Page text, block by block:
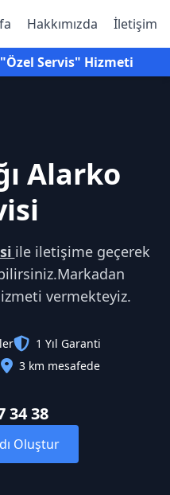
Hakkımızda İletişim
Servis" Hizmeti
Alarko
ile iletişime geçerek
vermekteyiz.
1 Yıl Garanti
3 km mesafede
34 38
Oluştur